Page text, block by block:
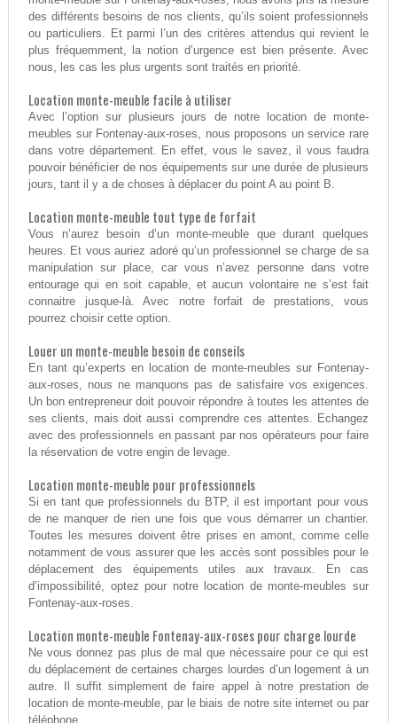
des différents besoins de nos clients, qu’ils soient professionnels
ou particuliers. Et parmi l’un des critères attendus qui revient le
plus fréquemment, la notion d’urgence est bien présente. Avec
nous, les cas les plus urgents sont traités en priorité.
Location monte-meuble facile à utiliser
Avec l’option sur plusieurs jours de notre location de monte-
meubles sur Fontenay-aux-roses, nous proposons un service rare
dans votre département. En effet, vous le savez, il vous faudra
pouvoir bénéficier de nos équipements sur une durée de plusieurs
jours, tant il y a de choses à déplacer du point A au point B.
Location monte-meuble tout type de forfait
Vous n’aurez besoin d’un monte-meuble que durant quelques
heures. Et vous auriez adoré qu’un professionnel se charge de sa
manipulation sur place, car vous n’avez personne dans votre
entourage qui en soit capable, et aucun volontaire ne s’est fait
connaitre jusque-là. Avec notre forfait de prestations, vous
pourrez choisir cette option.
Louer un monte-meuble besoin de conseils
En tant qu’experts en location de monte-meubles sur Fontenay-
aux-roses, nous ne manquons pas de satisfaire vos exigences.
Un bon entrepreneur doit pouvoir répondre à toutes les attentes de
ses clients, mais doit aussi comprendre ces attentes. Echangez
avec des professionnels en passant par nos opérateurs pour faire
la réservation de votre engin de levage.
Location monte-meuble pour professionnels
Si en tant que professionnels du BTP, il est important pour vous
de ne manquer de rien une fois que vous démarrer un chantier.
Toutes les mesures doivent être prises en amont, comme celle
notamment de vous assurer que les accès sont possibles pour le
déplacement des équipements utiles aux travaux. En cas
d’impossibilité, optez pour notre location de monte-meubles sur
Fontenay-aux-roses.
Location monte-meuble Fontenay-aux-roses pour charge lourde
Ne vous donnez pas plus de mal que nécessaire pour ce qui est
du déplacement de certaines charges lourdes d’un logement à un
autre. Il suffit simplement de faire appel à notre prestation de
location de monte-meuble, par le biais de notre site internet ou par
téléphone.